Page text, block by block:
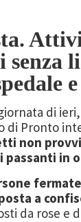
senza
di
di Pronto
non
passanti in
a
da rose e